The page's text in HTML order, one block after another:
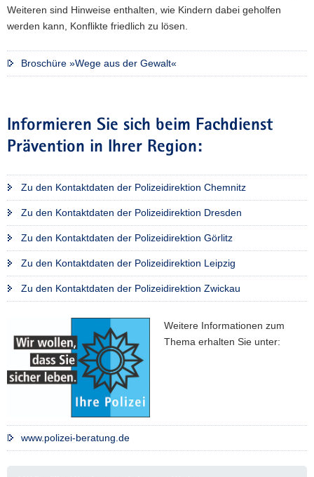
Weiteren sind Hinweise enthalten, wie Kindern dabei geholfen
werden kann, Konflikte friedlich zu lösen.
Broschüre »Wege aus der Gewalt«
Informieren Sie sich beim Fachdienst
Prävention in Ihrer Region:
Zu den Kontaktdaten der Polizeidirektion Chemnitz
Zu den Kontaktdaten der Polizeidirektion Dresden
Zu den Kontaktdaten der Polizeidirektion Görlitz
Zu den Kontaktdaten der Polizeidirektion Leipzig
Zu den Kontaktdaten der Polizeidirektion Zwickau
Weitere Informationen zum
Thema erhalten Sie unter:
www.polizei-beratung.de